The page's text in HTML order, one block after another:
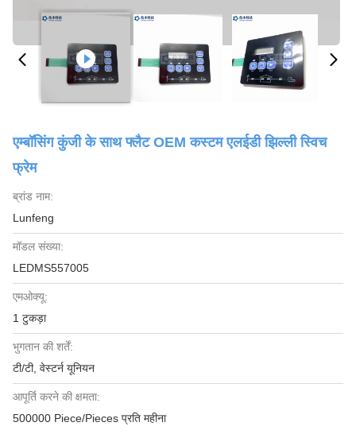
एम्बॉसिंग कुंजी के साथ फ्लैट OEM कस्टम एलईडी झिल्ली स्विच
फ्रेम
ब्रांड नाम:
Lunfeng
मॉडल संख्या:
LEDMS557005
एमओक्यू:
1 टुकड़ा
भुगतान की शर्तें:
टी/टी, वेस्टर्न यूनियन
आपूर्ति करने की क्षमता:
500000 Piece/Pieces प्रति महीना